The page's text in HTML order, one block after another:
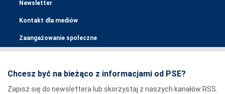
Newsletter
Kontakt dla mediów
Zaangażowanie społeczne
Chcesz być na bieżąco z informacjami od PSE?
Zapisz się do newslettera lub skorzystaj z naszych kanałów RSS.